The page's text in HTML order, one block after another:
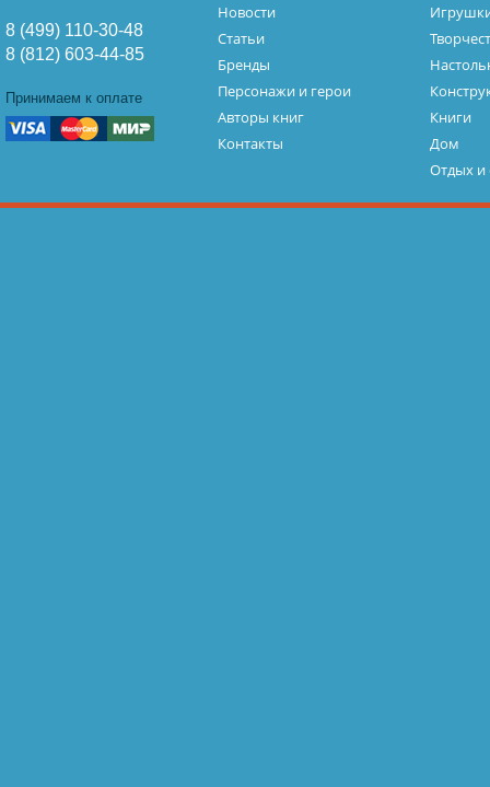
8 (499) 110-30-48
8 (812) 603-44-85
Принимаем к оплате
Новости
Статьи
Бренды
Персонажи и герои
Авторы книг
Контакты
Книги
Дом
Отдых и